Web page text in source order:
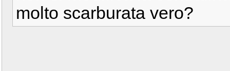
molto scarburata vero?